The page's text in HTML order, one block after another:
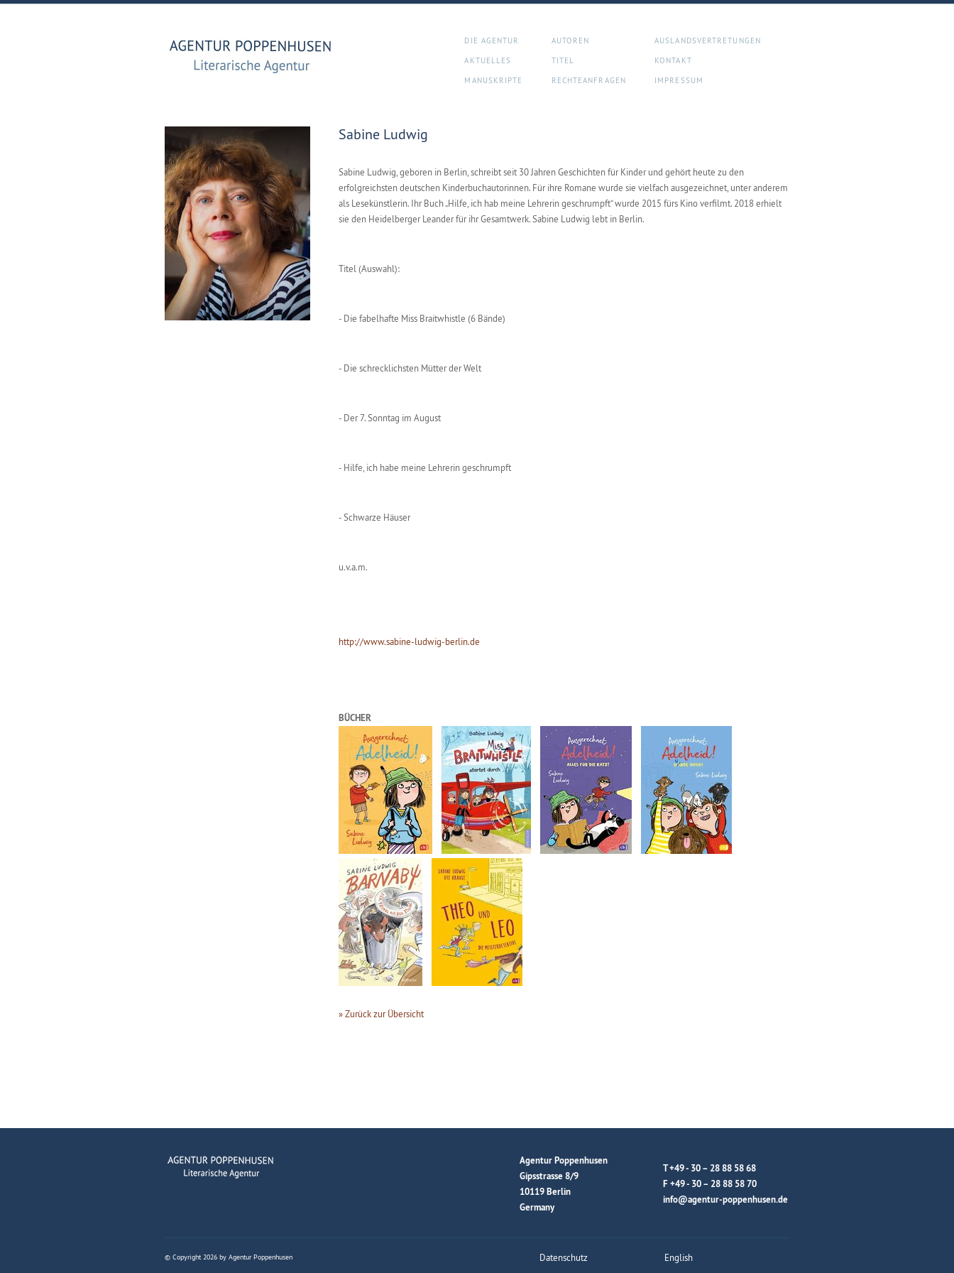
DIE AGENTUR
AKTUELLES
MANUSKRIPTE
AUTOREN
TITEL
RECHTEANFRAGEN
AUSLANDSVERTRETUNGEN
KONTAKT
IMPRESSUM
Sabine Ludwig
Sabine Ludwig, geboren in Berlin, schreibt seit 30 Jahren Geschichten für Kinder und gehört heute zu den
erfolgreichsten deutschen Kinderbuchautorinnen. Für ihre Romane wurde sie vielfach ausgezeichnet, unter anderem
als Lesekünstlerin. Ihr Buch „Hilfe, ich hab meine Lehrerin geschrumpft“ wurde 2015 fürs Kino verfilmt. 2018 erhielt
sie den Heidelberger Leander für ihr Gesamtwerk. Sabine Ludwig lebt in Berlin.
Titel (Auswahl):
- Die fabelhafte Miss Braitwhistle (6 Bände)
- Die schrecklichsten Mütter der Welt
- Der 7. Sonntag im August
- Hilfe, ich habe meine Lehrerin geschrumpft
- Schwarze Häuser
u.v.a.m.
http://www.sabine-ludwig-berlin.de
BÜCHER
» Zurück zur Übersicht
Agentur Poppenhusen
Gipsstrasse 8/9
10119 Berlin
Germany
T +49 - 30 – 28 88 58 68
F +49 - 30 – 28 88 58 70
info@agentur-poppenhusen.de
© Copyright 2026 by Agentur Poppenhusen Datenschutz English